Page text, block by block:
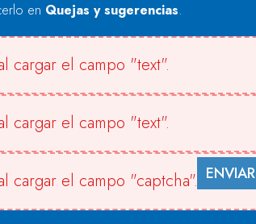
en Quejas y sugerencias.
cargar el campo "text".
cargar el campo "text".
cargar el campo "captcha". ENVIAR